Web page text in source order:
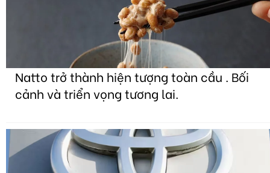
Natto trở thành hiện tượng toàn cầu . Bối
cảnh và triển vọng tương lai.